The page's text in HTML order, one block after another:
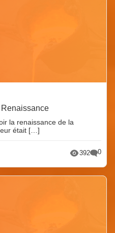
la renaissance de la
était […]
392 0